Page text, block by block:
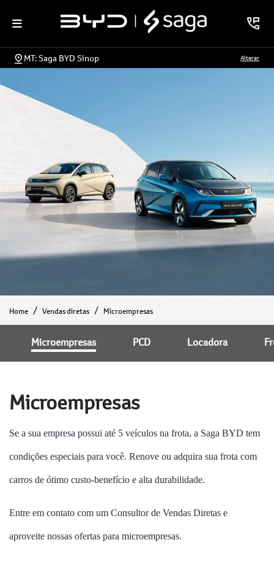
MT: Saga BYD Sinop Alterar
Home Vendas diretas Microempresas
Microempresas PCD Locadora
Microempresas
Se a sua empresa possui até 5 veículos na frota, a Saga BYD tem
condições especiais para você. Renove ou adquira sua frota com
carros de ótimo custo-benefício e alta durabilidade.
Entre em contato com um Consultor de Vendas Diretas e
aproveite nossas ofertas para microempresas.